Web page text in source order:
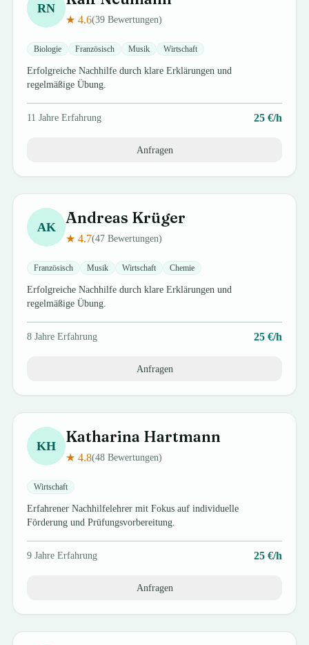
RN
★4.6(39 Bewertungen)
Biologie Französisch Musik Wirtschaft
Erfolgreiche Nachhilfe durch klare Erklärungen und
regelmäßige Übung.
11 Jahre Erfahrung 25€/h
Anfragen
AK Andreas Krüger
★4.7(47 Bewertungen)
Französisch Musik Wirtschaft Chemie
Erfolgreiche Nachhilfe durch klare Erklärungen und
regelmäßige Übung.
8 Jahre Erfahrung 25€/h
Anfragen
KH Katharina Hartmann
★4.8(48 Bewertungen)
Wirtschaft
Erfahrener Nachhilfelehrer mit Fokus auf individuelle
Förderung und Prüfungsvorbereitung.
9 Jahre Erfahrung 25€/h
Anfragen